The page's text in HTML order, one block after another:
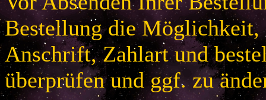
Bestellung die Möglichkeit,
Anschrift, Zahlart und
überprüfen und ggf. zu